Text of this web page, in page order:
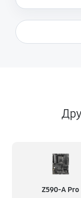
Z590-A Pro